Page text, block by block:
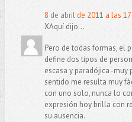
8 de abril de 2011 a las
XAquí dijo...
Pero de todas formas, el
define dos tipos de
escasa y paradójica -
sentido me resulta muy
con uno solo, nunca lo
expresión hoy brilla con
su ausencia.